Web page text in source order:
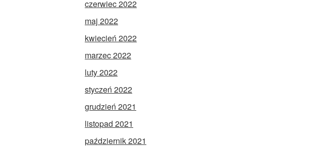
czerwiec 2022
maj 2022
kwiecień 2022
marzec 2022
luty 2022
styczeń 2022
grudzień 2021
listopad 2021
październik 2021